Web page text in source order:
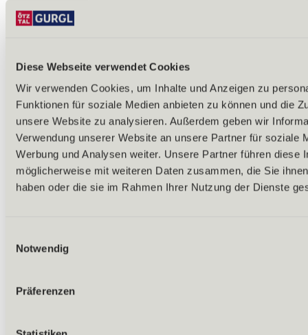
Diese Webseite verwendet Cookies
Wir verwenden Cookies, um Inhalte und Anzeigen zu
Funktionen für soziale Medien anbieten zu können und die
unsere Website zu analysieren. Außerdem geben wir
Verwendung unserer Website an unsere Partner für soziale
Werbung und Analysen weiter. Unsere Partner führen diese
möglicherweise mit weiteren Daten zusammen, die Sie
haben oder die sie im Rahmen Ihrer Nutzung der Dienste
Notwendig
Präferenzen